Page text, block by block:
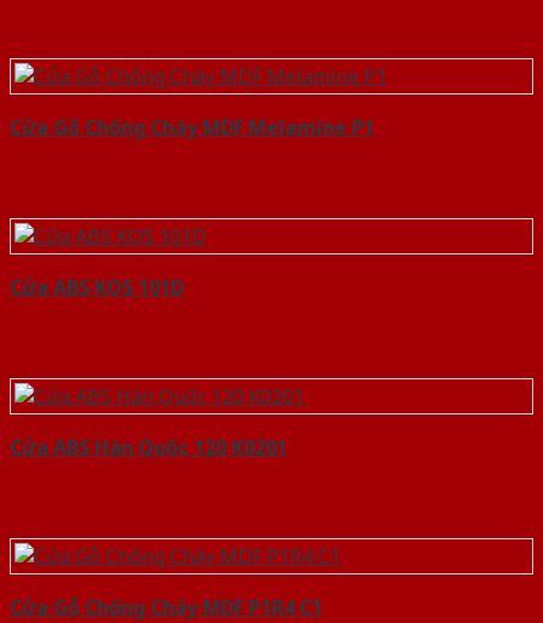
Cửa Gỗ Chống Cháy MDF Melamine P1
Cửa ABS KOS 101D
Cửa ABS Hàn Quốc 120 K0201
Cửa Gỗ Chống Cháy MDF P1R4 C1